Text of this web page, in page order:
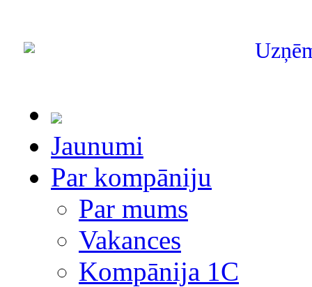
Jaunumi
Par kompāniju
Par mums
Vakances
Kompānija 1С